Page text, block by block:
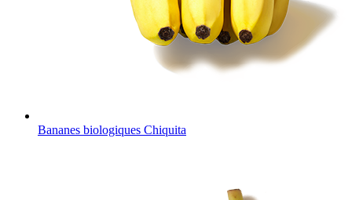
Bananes biologiques Chiquita